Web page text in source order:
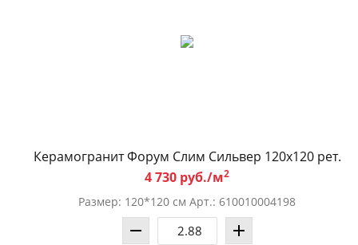
Керамогранит Форум Слим Сильвер 120x120 рет.
4 730 руб./м2
Размер: 120*120 см Арт.: 610010004198